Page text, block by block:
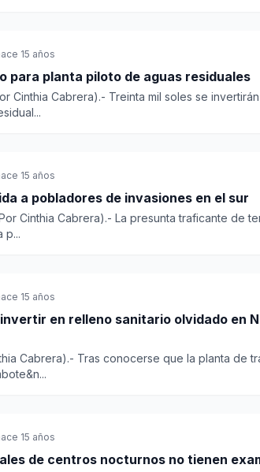
15 años
para planta piloto de aguas residuales
Cinthia Cabrera).- Treinta mil soles se
15 años
"Coja Charo" intimida a pobladores de invasiones en el sur
Cinthia Cabrera).- La presunta traficante de
p...
15 años
en relleno sanitario olvidado en
Cabrera).- Tras conocerse que la planta de
15 años
de centros nocturnos no tienen